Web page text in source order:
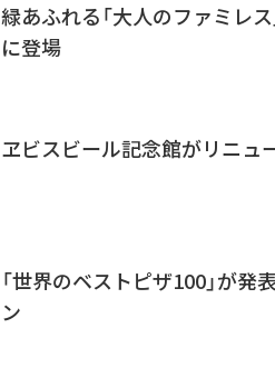
緑あふれる「大人のファミレ
に登場
ヱビスビール記念館がリニュ
「世界のベストピザ100」が
ン